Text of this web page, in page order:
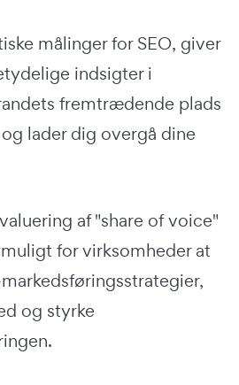
målinger for SEO, giver
indsigter i
fremtrædende plads
lader dig overgå dine
af "share of voice"
for virksomheder at
og styrke